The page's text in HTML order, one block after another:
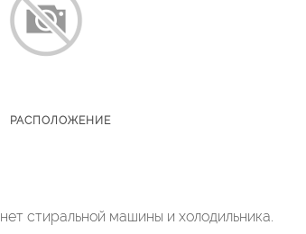
РАСПОЛОЖЕНИЕ
стиральной машины и холодильника.